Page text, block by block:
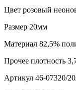
Цвет розовый
Размер 20мм
Материал 82,5%
Прочее плотность
Артикул 46-07320/